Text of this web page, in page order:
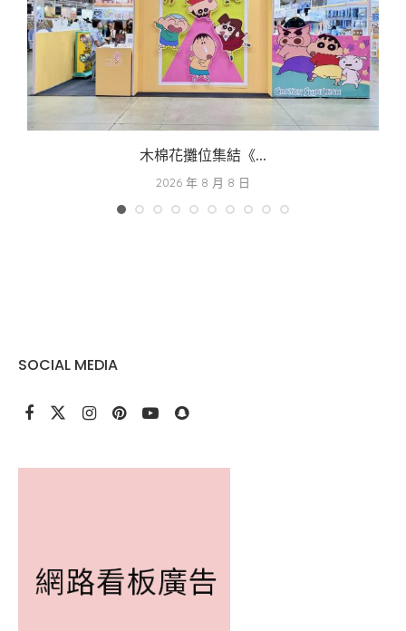
木棉花攤位集結《...
2026 年 8 月 8 日
SOCIAL MEDIA